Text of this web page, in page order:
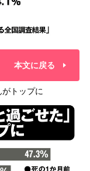
本文に戻る
トップに